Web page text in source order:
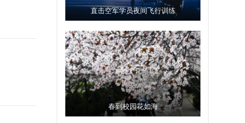
直击空军学员夜间飞行训练
春到校园花如海